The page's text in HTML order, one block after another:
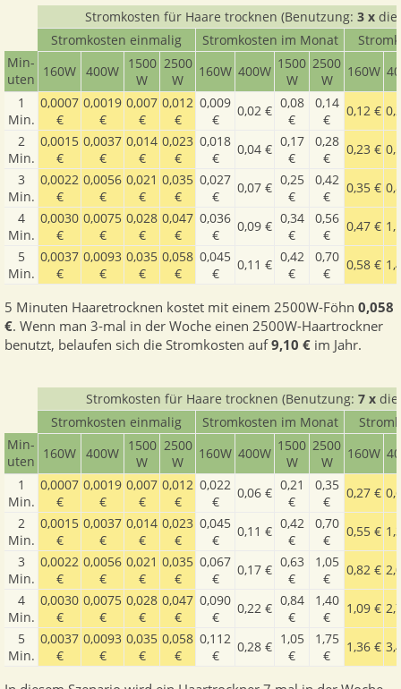
Stromkosten für Haare trocknen (Benutzung: 3 x die
Stromkosten einmalig
Stromkosten im Monat
Min­
uten 160W 400W 1500​
W
2500​
W
160W 400W 1500​
W
2500​
W
160W
1
Min.
0,0007
€
0,0019
€
0,007
€
0,012
€
0,009
€
0,02 € 0,08
€
0,14
€
0,12 €
2
Min.
0,0015
€
0,0037
€
0,014
€
0,023
€
0,018
€
0,04 € 0,17
€
0,28
€
0,23 €
3
Min.
0,0022
€
0,0056
€
0,021
€
0,035
€
0,027
€
0,07 € 0,25
€
0,42
€
0,35 €
4
Min.
0,0030
€
0,0075
€
0,028
€
0,047
€
0,036
€
0,09 € 0,34
€
0,56
€
0,47 €
5
Min.
0,0037
€
0,0093
€
0,035
€
0,058
€
0,045
€
0,11 € 0,42
€
0,70
€
0,58 €
5 Minuten Haaretrocknen kostet mit einem 2500W-Föhn 0,058
€. Wenn man 3-mal in der Woche einen 2500W-Haartrockner
benutzt, belaufen sich die Stromkosten auf9,10 € im Jahr.
Stromkosten für Haare trocknen (Benutzung: 7 x die
Stromkosten einmalig
Stromkosten im Monat
Min­
uten 160W 400W 1500​
W
2500​
W
160W 400W 1500​
W
2500​
W
160W
1
Min.
0,0007
€
0,0019
€
0,007
€
0,012
€
0,022
€
0,06 € 0,21
€
0,35
€
0,27 €
2
Min.
0,0015
€
0,0037
€
0,014
€
0,023
€
0,045
€
0,11 € 0,42
€
0,70
€
0,55 €
3
Min.
0,0022
€
0,0056
€
0,021
€
0,035
€
0,067
€
0,17 € 0,63
€
1,05
€
0,82 €
4
Min.
0,0030
€
0,0075
€
0,028
€
0,047
€
0,090
€
0,22 € 0,84
€
1,40
€
1,09 €
5
Min.
0,0037
€
0,0093
€
0,035
€
0,058
€
0,112
€
0,28 € 1,05
€
1,75
€
1,36 €